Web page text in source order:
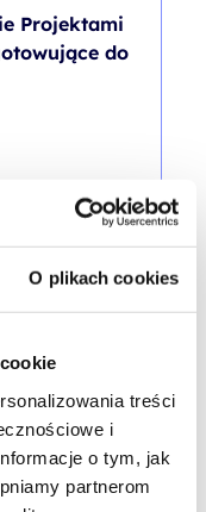
O plikach cookies
treści
i
o tym, jak
partnerom
Projektami
do
learning